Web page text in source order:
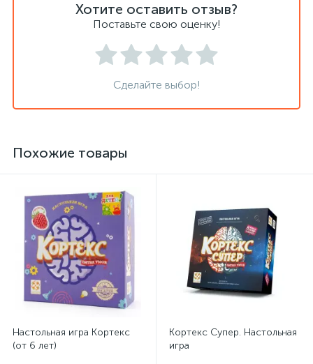
Хотите оставить отзыв?
Поставьте свою оценку!
Сделайте выбор!
Похожие товары
Настольная игра Кортекс
(от 6 лет)
Кортекс Супеp. Настольная
игра